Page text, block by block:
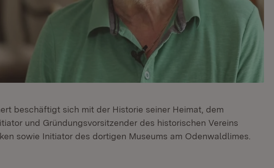
beschäftigt sich mit der Historie seiner Heimat, dem
und Gründungsvorsitzender des historischen Vereins
sowie Initiator des dortigen Museums am Odenwaldlimes.